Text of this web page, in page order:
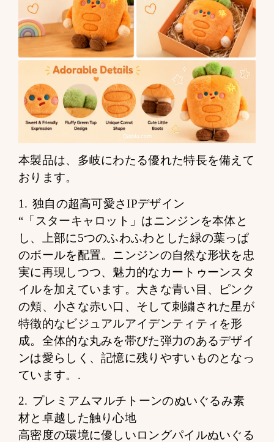
本製品は、多岐にわたる優れた特長を備えて
おります。
1. 独自の超高可愛さIPデザイン
“「スターキャロット」はニンジンを本体と
し、上部に5つのふわふわとした緑の葉っぱ
のボールを配置。ニンジンの自然な形状を忠
実に再現しつつ、魅力的なカートゥーンスタ
イルを加えています。大きな青い目、ピンク
の頬、小さな赤い口、そして刺繍された星が
特徴的なビジュアルアイデンティティを形
成。全体的な丸みを帯びた弾力のあるデザイ
ンは愛らしく、記憶に残りやすいものとなっ
ています。.
2. プレミアムマルチトーンのぬいぐるみ素
材と卓越した触り心地
高密度の環境に優しいロングパイルぬいぐる